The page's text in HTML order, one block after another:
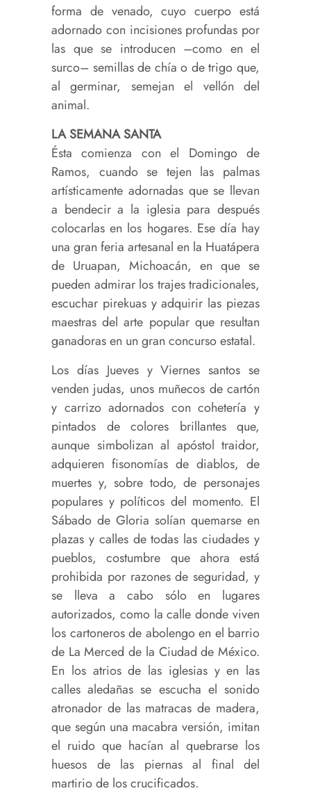
forma de venado, cuyo cuerpo está
adornado con incisiones profundas por
las que se introducen –como en el
surco– semillas de chía o de trigo que,
al germinar, semejan el vellón del
animal.
LA SEMANA SANTA
Ésta comienza con el Domingo de
Ramos, cuando se tejen las palmas
artísticamente adornadas que se llevan
a bendecir a la iglesia para después
colocarlas en los hogares. Ese día hay
una gran feria artesanal en la Huatápera
de Uruapan, Michoacán, en que se
pueden admirar los trajes tradicionales,
escuchar pirekuas y adquirir las piezas
maestras del arte popular que resultan
ganadoras en un gran concurso estatal.
Los días Jueves y Viernes santos se
venden judas, unos muñecos de cartón
y carrizo adornados con cohetería y
pintados de colores brillantes que,
aunque simbolizan al apóstol traidor,
adquieren fisonomías de diablos, de
muertes y, sobre todo, de personajes
populares y políticos del momento. El
Sábado de Gloria solían quemarse en
plazas y calles de todas las ciudades y
pueblos, costumbre que ahora está
prohibida por razones de seguridad, y
se lleva a cabo sólo en lugares
autorizados, como la calle donde viven
los cartoneros de abolengo en el barrio
de La Merced de la Ciudad de México.
En los atrios de las iglesias y en las
calles aledañas se escucha el sonido
atronador de las matracas de madera,
que según una macabra versión, imitan
el ruido que hacían al quebrarse los
huesos de las piernas al final del
martirio de los crucificados.